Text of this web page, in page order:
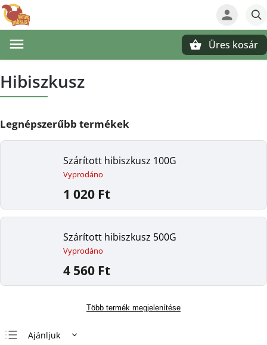
Üres kosár
Hibiszkusz
Legnépszerűbb termékek
Szárított hibiszkusz 100G
Vyprodáno
1 020 Ft
Szárított hibiszkusz 500G
Vyprodáno
4 560 Ft
Több termék megjelenítése
Ajánljuk